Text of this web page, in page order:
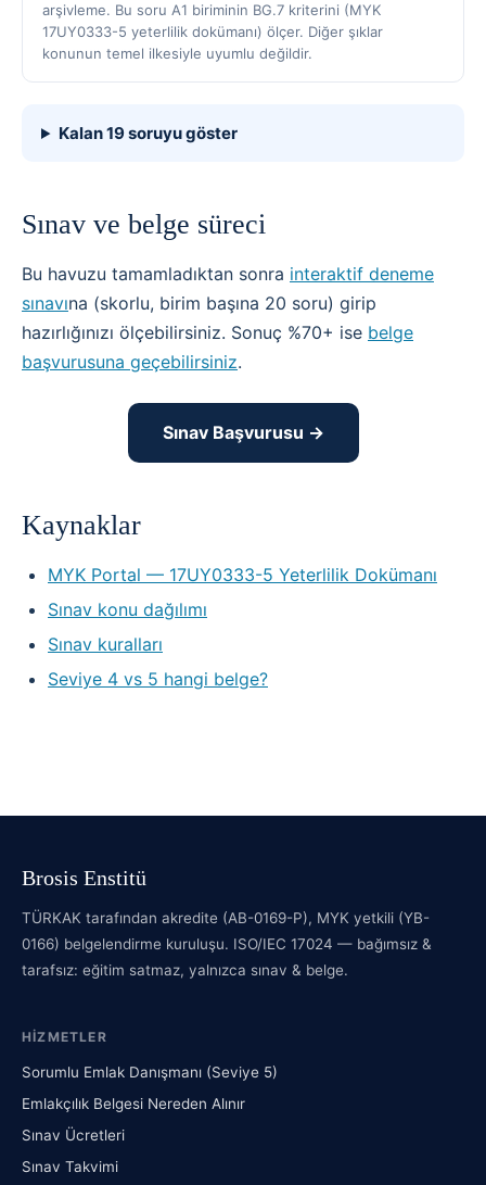
arşivleme. Bu soru A1 biriminin BG.7 kriterini (MYK
17UY0333-5 yeterlilik dokümanı) ölçer. Diğer şıklar
konunun temel ilkesiyle uyumlu değildir.
Kalan 19 soruyu göster
Sınav ve belge süreci
Bu havuzu tamamladıktan sonra interaktif deneme
sınavına (skorlu, birim başına 20 soru) girip
hazırlığınızı ölçebilirsiniz. Sonuç %70+ ise belge
başvurusuna geçebilirsiniz.
Sınav Başvurusu →
Kaynaklar
MYK Portal — 17UY0333-5 Yeterlilik Dokümanı
Sınav konu dağılımı
Sınav kuralları
Seviye 4 vs 5 hangi belge?
Brosis Enstitü
TÜRKAK tarafından akredite (AB-0169-P), MYK yetkili (YB-
0166) belgelendirme kuruluşu. ISO/IEC 17024 — bağımsız &
tarafsız: eğitim satmaz, yalnızca sınav & belge.
HIZMETLER
Sorumlu Emlak Danışmanı (Seviye 5)
Emlakçılık Belgesi Nereden Alınır
Sınav Ücretleri
Sınav Takvimi